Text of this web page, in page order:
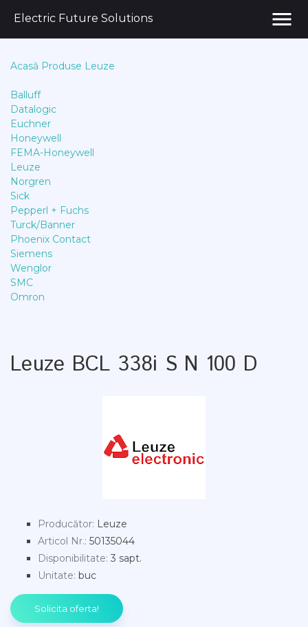
Electric Future Solutions menu
Acasă Produse Leuze
Balluff
Datalogic
Euchner
Honeywell
FEMA-Honeywell
Leuze
Norgren
Sick
Pepperl + Fuchs
Turck/Banner
Phoenix Contact
Siemens
Wenglor
SMC
Omron
Leuze BCL 338i S N 100 D
Producător: Leuze
Articol Nr.: 50135044
Disponibilitate: 3 sapt.
Unitate: buc